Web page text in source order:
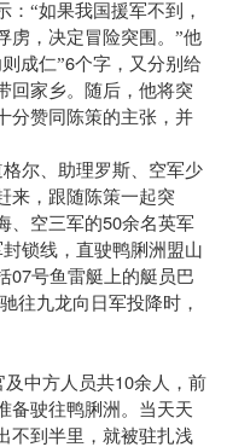
“如果我国援军不到，
虏，决定冒险突围。”他
成仁”6个字，又分别给
回家乡。随后，他将突
分赞同陈策的主张，并
尔、助理罗斯、空军少
来，跟随陈策一起突
、空三军的50余名英军
锁线，直驶鸭脷洲盟山
07号鱼雷艇上的艇员巴
往九龙向日军投降时，
及中方人员共10余人，前
备驶往鸭脷洲。当天天
不到半里，就被驻扎浅